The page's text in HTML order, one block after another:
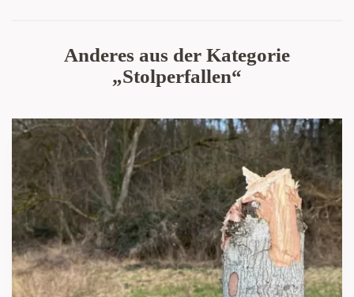
Anderes aus der Kategorie
„Stolperfallen“